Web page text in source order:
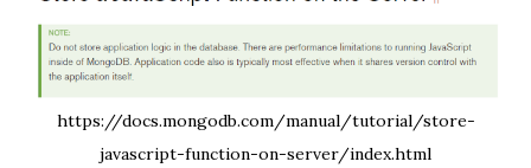
https://docs.mongodb.com/manual/tutorial/store-
javascript-function-on-server/index.html